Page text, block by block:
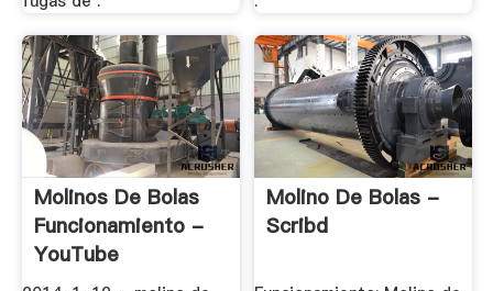
Molinos De Bolas
Funcionamiento -
YouTube
Molino De Bolas -
Scribd